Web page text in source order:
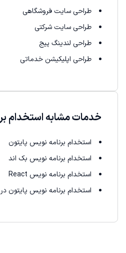
خدمات مشابه استخدام
استخدام برنامه نویس پایتون
استخدام برنامه نویس بک اند
استخدام برنامه نویس React
استخدام برنامه نویس پایتون
طراحی سایت فروشگاهی
طراحی سایت شرکتی
طراحی لندینگ پیج
طراحی اپلیکیشن خدماتی